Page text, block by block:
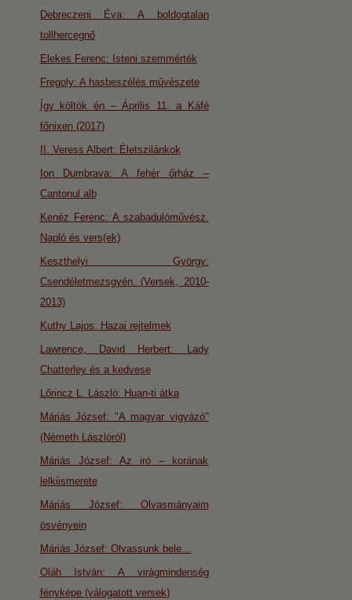
Debreczeni Éva: A boldogtalan
tollhercegnő
Elekes Ferenc: Isteni szemmérték
Fregoly: A hasbeszélés művészete
Így költök én – Április 11. a Káfé
főnixen (2017)
II. Veress Albert: Életszilánkok
Ion Dumbrava: A fehér őrház –
Cantonul alb
Kenéz Ferenc: A szabadulóművész.
Napló és vers(ek)
Keszthelyi György:
Csendéletmezsgyén. (Versek, 2010-
2013)
Kuthy Lajos: Hazai rejtelmek
Lawrence, David Herbert: Lady
Chatterley és a kedvese
Lőrincz L. László: Huan-ti átka
Máriás József: "A magyar vigyázó"
(Németh Lászlóról)
Máriás József: Az iró – korának
lelkiismerete
Máriás József: Olvasmányaim
ösvényein
Máriás József: Olvassunk bele…
Oláh István: A virágmindenség
fényképe (válogatott versek)